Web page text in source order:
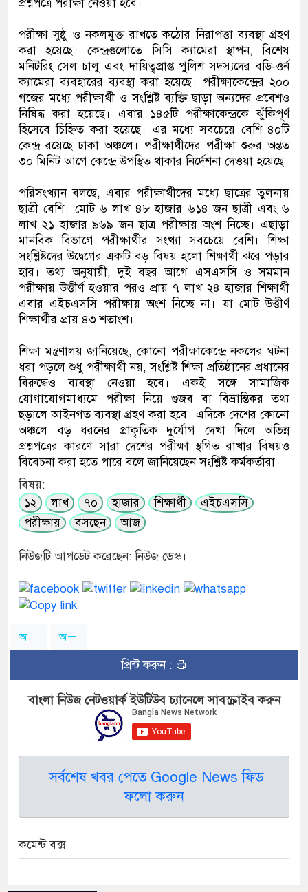
প্রশ্নপত্রে পরীক্ষা নেওয়া হবে।
পরীক্ষা সুষ্ঠু ও নকলমুক্ত রাখতে কঠোর নিরাপত্তা ব্যবস্থা গ্রহণ
করা হয়েছে। কেন্দ্রগুলোতে সিসি ক্যামেরা স্থাপন, বিশেষ
মনিটরিং সেল চালু এবং দায়িত্বপ্রাপ্ত পুলিশ সদস্যদের বডি-ওর্ন
ক্যামেরা ব্যবহারের ব্যবস্থা করা হয়েছে। পরীক্ষাকেন্দ্রের ২০০
গজের মধ্যে পরীক্ষার্থী ও সংশ্লিষ্ট ব্যক্তি ছাড়া অন্যদের প্রবেশও
নিষিদ্ধ করা হয়েছে। এবার ১৪৫টি পরীক্ষাকেন্দ্রকে ঝুঁকিপূর্ণ
হিসেবে চিহ্নিত করা হয়েছে। এর মধ্যে সবচেয়ে বেশি ৪০টি
কেন্দ্র রয়েছে ঢাকা অঞ্চলে। পরীক্ষার্থীদের পরীক্ষা শুরুর অন্তত
৩০ মিনিট আগে কেন্দ্রে উপস্থিত থাকার নির্দেশনা দেওয়া হয়েছে।
পরিসংখ্যান বলছে, এবার পরীক্ষার্থীদের মধ্যে ছাত্রের তুলনায়
ছাত্রী বেশি। মোট ৬ লাখ ৪৮ হাজার ৬১৪ জন ছাত্রী এবং ৬
লাখ ২১ হাজার ৯৬৯ জন ছাত্র পরীক্ষায় অংশ নিচ্ছে। এছাড়া
মানবিক বিভাগে পরীক্ষার্থীর সংখ্যা সবচেয়ে বেশি। শিক্ষা
সংশ্লিষ্টদের উদ্বেগের একটি বড় বিষয় হলো শিক্ষার্থী ঝরে পড়ার
হার। তথ্য অনুযায়ী, দুই বছর আগে এসএসসি ও সমমান
পরীক্ষায় উত্তীর্ণ হওয়ার পরও প্রায় ৭ লাখ ২৪ হাজার শিক্ষার্থী
এবার এইচএসসি পরীক্ষায় অংশ নিচ্ছে না। যা মোট উত্তীর্ণ
শিক্ষার্থীর প্রায় ৪৩ শতাংশ।
শিক্ষা মন্ত্রণালয় জানিয়েছে, কোনো পরীক্ষাকেন্দ্রে নকলের ঘটনা
ধরা পড়লে শুধু পরীক্ষার্থী নয়, সংশ্লিষ্ট শিক্ষা প্রতিষ্ঠানের প্রধানের
বিরুদ্ধেও ব্যবস্থা নেওয়া হবে। একই সঙ্গে সামাজিক
যোগাযোগমাধ্যমে পরীক্ষা নিয়ে গুজব বা বিভ্রান্তিকর তথ্য
ছড়ালে আইনগত ব্যবস্থা গ্রহণ করা হবে। এদিকে দেশের কোনো
অঞ্চলে বড় ধরনের প্রাকৃতিক দুর্যোগ দেখা দিলে অভিন্ন
প্রশ্নপত্রের কারণে সারা দেশের পরীক্ষা স্থগিত রাখার বিষয়ও
বিবেচনা করা হতে পারে বলে জানিয়েছেন সংশ্লিষ্ট কর্মকর্তারা।
বিষয়:
১২
লাখ ৭০ হাজার শিক্ষার্থী
এইচএসসি
পরীক্ষায়
বসছেন আজ
নিউজটি আপডেট করেছেন: নিউজ ডেস্ক।
অ অ
প্রিন্ট করুন :
বাংলা নিউজ নেটওয়ার্ক ইউটিউব চ্যানেলে সাবস্ক্রাইব করুন
সর্বশেষ খবর পেতে Google News ফিড
ফলো করুন
কমেন্ট বক্স